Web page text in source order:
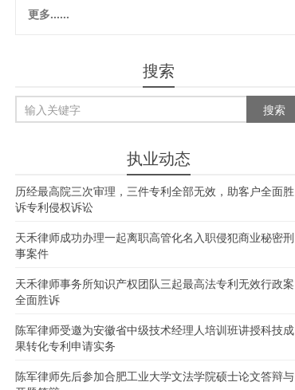
更多......
搜索
执业动态
历经最高院三次审理，三件专利全部无效，助客户全面胜
诉专利侵权诉讼
天禾律师成功办理一起离职高管化名入职侵犯商业秘密刑
事案件
天禾律师事务所知识产权团队三起最高法专利无效行政案
全面胜诉
陈军律师受邀为安徽省中级技术经理人培训班讲授科技成
果转化专利申请实务
陈军律师先后参加合肥工业大学文法学院硕士论文答辩与